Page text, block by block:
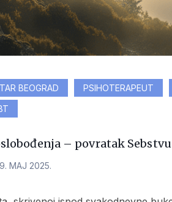
BEOGRAD PSIHOTERAPEUT
– povratak Sebstvu
МАЈ 2025.